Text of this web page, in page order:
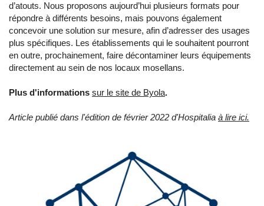
d’atouts. Nous proposons aujourd’hui plusieurs formats pour
répondre à différents besoins, mais pouvons également
concevoir une solution sur mesure, afin d’adresser des usages
plus spécifiques. Les établissements qui le souhaitent pourront
en outre, prochainement, faire décontaminer leurs équipements
directement au sein de nos locaux mosellans.
Plus d'informations sur le site de Byola.
Article publié dans l'édition de février 2022 d'Hospitalia à lire ici.